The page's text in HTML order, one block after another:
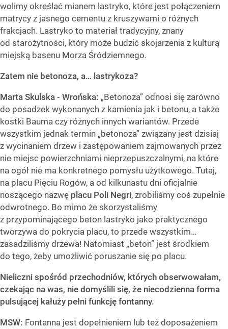
wolimy określać mianem lastryko, które jest połączeniem
matrycy z jasnego cementu z kruszywami o różnych
frakcjach. Lastryko to materiał tradycyjny, znany
od starożytności, który może budzić skojarzenia z kulturą
miejską basenu Morza Śródziemnego.
Zatem nie betonoza, a… lastrykoza?
Marta Skulska - Wrońska: „Betonoza” odnosi się zarówno
do posadzek wykonanych z kamienia jak i betonu, a także
kostki Bauma czy różnych innych wariantów. Przede
wszystkim jednak termin „betonoza” związany jest dzisiaj
z wycinaniem drzew i zastępowaniem zajmowanych przez
nie miejsc powierzchniami nieprzepuszczalnymi, na które
na ogół nie ma konkretnego pomysłu użytkowego. Tutaj,
na placu Pięciu Rogów, a od kilkunastu dni oficjalnie
noszącego nazwę placu Poli Negri, zrobiliśmy coś zupełnie
odwrotnego. Bo mimo że skorzystaliśmy
z przypominającego beton lastryko jako praktycznego
tworzywa do pokrycia placu, to przede wszystkim…
zasadziliśmy drzewa! Natomiast „beton” jest środkiem
do tego, żeby umożliwić poruszanie się po placu.
Nieliczni spośród przechodniów, których obserwowałam,
czekając na was, nie domyślili się, że niecodzienna forma
pulsującej kałuży pełni funkcję fontanny.
MSW: Fontanna jest dopełnieniem lub też doposażeniem